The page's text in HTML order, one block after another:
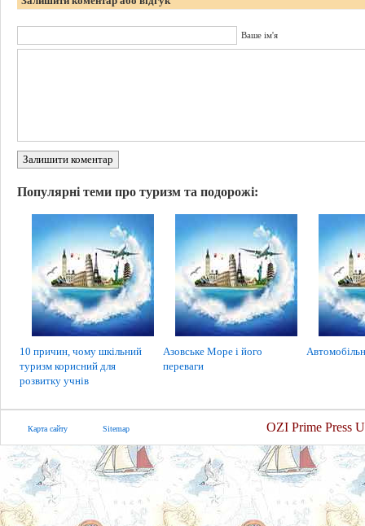
Ваше ім'я
Залишити коментар
Популярні теми про туризм та подорожі:
10 причин, чому шкільний
туризм корисний для
розвитку учнів
Азовське Море і його
переваги
Карта сайту Sitemap OZI Prime Press